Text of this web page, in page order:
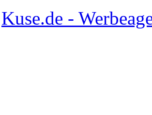
Kuse.de -